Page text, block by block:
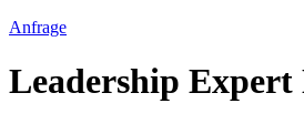
Anfrage
Leadership Expert